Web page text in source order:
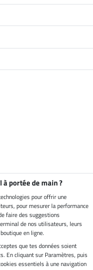
à portée de main ?
pour offrir une
pour mesurer la performance
faire des suggestions
de nos utilisateurs, leurs
en ligne.
que tes données soient
En cliquant sur Paramètres, puis
essentiels à une navigation